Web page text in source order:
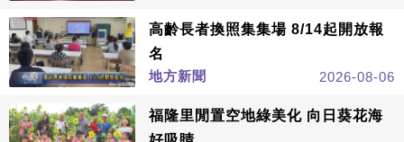
高齡長者換照集集場 8/14起開放報
名
地方新聞
2026-08-06
福隆里閒置空地綠美化 向日葵花海